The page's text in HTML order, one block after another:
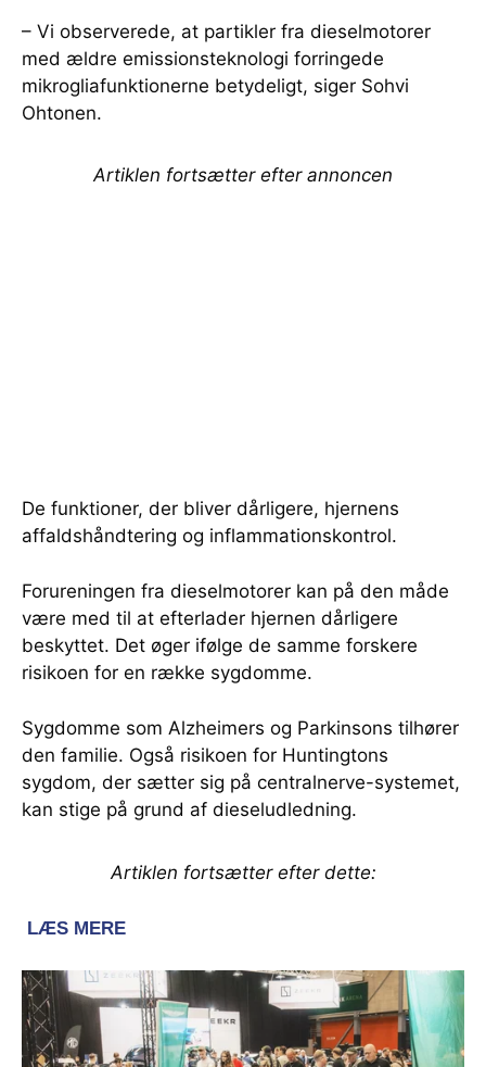
– Vi observerede, at partikler fra dieselmotorer
med ældre emissionsteknologi forringede
mikrogliafunktionerne betydeligt, siger Sohvi
Ohtonen.
Artiklen fortsætter efter annoncen
De funktioner, der bliver dårligere, hjernens
affaldshåndtering og inflammationskontrol.
Forureningen fra dieselmotorer kan på den måde
være med til at efterlader hjernen dårligere
beskyttet. Det øger ifølge de samme forskere
risikoen for en række sygdomme.
Sygdomme som Alzheimers og Parkinsons tilhører
den familie. Også risikoen for Huntingtons
sygdom, der sætter sig på centralnerve-systemet,
kan stige på grund af dieseludledning.
Artiklen fortsætter efter dette: